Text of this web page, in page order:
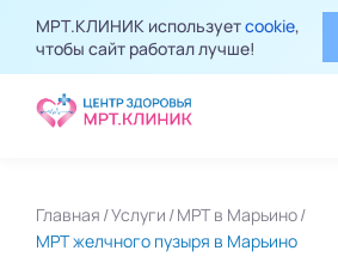
МРТ.КЛИНИК используетcookie,
чтобы сайт работал лучше!
Главная Услуги МРТ в Марьино
МРТ желчного пузыря в Марьино